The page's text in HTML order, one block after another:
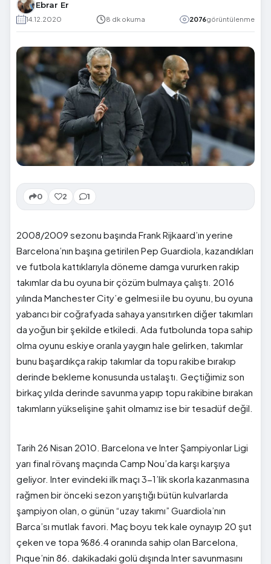
Ebrar Er
14.12.2020 8 dk okuma 2076görüntülenme
0 2 1
2008/2009 sezonu başında Frank Rijkaard’ın yerine
Barcelona’nın başına getirilen Pep Guardiola, kazandıkları
ve futbola kattıklarıyla döneme damga vururken rakip
takımlar da bu oyuna bir çözüm bulmaya çalıştı. 2016
yılında Manchester City’e gelmesi ile bu oyunu, bu oyuna
yabancı bir coğrafyada sahaya yansıtırken diğer takımları
da yoğun bir şekilde etkiledi. Ada futbolunda topa sahip
olma oyunu eskiye oranla yaygın hale gelirken, takımlar
bunu başardıkça rakip takımlar da topu rakibe bırakıp
derinde bekleme konusunda ustalaştı. Geçtiğimiz son
birkaç yılda derinde savunma yapıp topu rakibine bırakan
takımların yükselişine şahit olmamız ise bir tesadüf değil.
Tarih 26 Nisan 2010. Barcelona ve Inter Şampiyonlar Ligi
yarı final rövanş maçında Camp Nou’da karşı karşıya
geliyor. Inter evindeki ilk maçı 3-1’lik skorla kazanmasına
rağmen bir önceki sezon yarıştığı bütün kulvarlarda
şampiyon olan, o günün “uzay takımı” Guardiola’nın
Barca’sı mutlak favori. Maç boyu tek kale oynayıp 20 şut
çeken ve topa %86.4 oranında sahip olan Barcelona,
Pıque’nin 86. dakikadaki golü dışında Inter savunmasını